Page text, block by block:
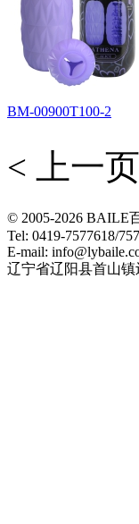
BM-00900T100-2
< 上一页
© 2005-2026 BAILE
Tel: 0419-7577618/
E-mail:
辽宁省辽阳县首山镇